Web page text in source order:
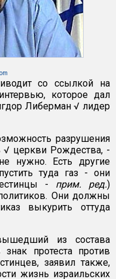
со ссылкой на
которое дал
Либерман √ лидер
разрушения
√ церкви Рождества, -
нужно. Есть другие
туда газ - они
- прим. ред.)
Они должны
выкурить оттуда
из состава
знак протеста против
заявил также,
жизнь израильских